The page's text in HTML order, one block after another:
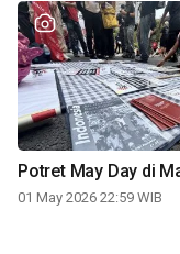
Potret May Day di
01 May 2026 22:59 WIB